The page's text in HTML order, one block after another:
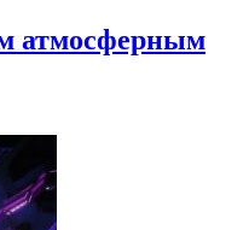
атмосферным